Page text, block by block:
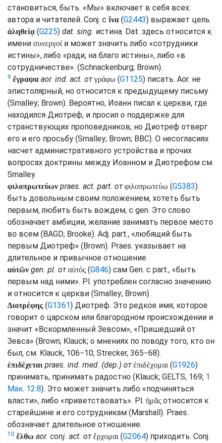
становиться, быть. «Мы» включает в себя всех:
автора и читателей. Conj. с ἵνα (G2443) выражает цель.
ἀληθείᾳ (G225) dat. sing. истина. Dat. здесь относится к
имени συνεργοίи может значить либо «сотрудники
истины», либо «ради, на благо истины», либо «в
сотрудничестве». (Schnackenburg; Brown).
9 ἔγραψα aor. ind. act. от γράφω (G1125) писать. Aor. не
эпистолярный, но относится к предыдущему письму
(Smalley; Brown). Вероятно, Иоанн писал к церкви, где
находился Диотреф, и просил о поддержке для
странствующих проповедников; но Диотреф отверг
его и его просьбу (Smalley; Brown; BBC). О несогласиях
насчет административного устройства и прочих
вопросах доктрины между Иоанном и Диотрефом см.
Smalley.
φιλοπρωτεύων praes. act. part. от φιλοπρωτεύω (G5383)
быть довольным своим положением, хотеть быть
первым, любить быть вождем, с gen. Это слово
обозначает амбиции, желание занимать первое место
во всем (BAGD; Brooke). Adj. part., «любящий быть
первым Диотреф» (Brown). Praes. указывает на
длительное и привычное отношение.
αὐτῶν gen. pl. от αὐτός (G846) сам Gen. с part., «быть
первым над ними». Pl. употреблен согласно значению
и относится к церкви (Smalley; Brown).
Διοτρέφης (G1361) Диотреф. Это редкое имя, которое
говорит о царском или благородном происхождении и
значит «Вскормленный Зевсом», «Пришедший от
Зевса» (Brown; Klauck; о мнениях по поводу того, кто он
был, см. Klauck, 106−10; Strecker, 365−68).
ἐπιδέχεται praes. ind. med. (dep.) от ἐπιδέχομαι(G1926)
принимать, принимать радостно (Klauck; GELTS, 169; 1
Мак. 12:8). Это может значить либо «подчиняться
власти», либо «приветствовать». Pl. ἡμᾶς относится к
старейшине и его сотрудникам (Marshall). Praes.
обозначает длительное отношение.
10 ἔλθω aor. conj. act. от ἔρχομαι(G2064) приходить. Conj.